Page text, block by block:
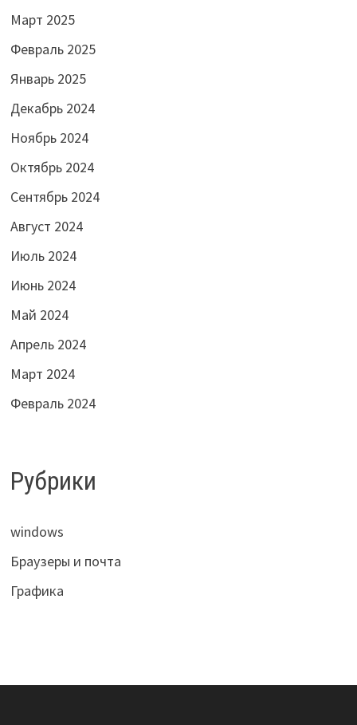
Март 2025
Февраль 2025
Январь 2025
Декабрь 2024
Ноябрь 2024
Октябрь 2024
Сентябрь 2024
Август 2024
Июль 2024
Июнь 2024
Май 2024
Апрель 2024
Март 2024
Февраль 2024
Рубрики
windows
Браузеры и почта
Графика